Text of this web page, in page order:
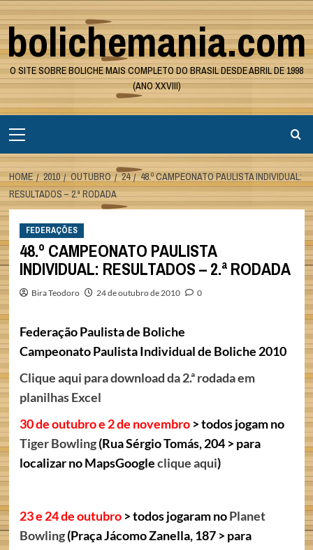
Skip
to
content
bolichemania.com
O SITE SOBRE BOLICHE MAIS COMPLETO DO BRASIL DESDE ABRIL DE 1998
(ANO XXVIII)
Menu
HOME 2010 OUTUBRO 24
48.º CAMPEONATO PAULISTA INDIVIDUAL:
RESULTADOS – 2.ª RODADA
FEDERAÇÕES
48.º CAMPEONATO PAULISTA
INDIVIDUAL: RESULTADOS – 2.ª RODADA
Bira Teodoro 24 de outubro de 2010 0
Federação Paulista de Boliche
Campeonato Paulista Individual de Boliche 2010
Clique aqui para download da 2.ª rodada em
planilhas Excel
30 de outubro e 2 de novembro > todos jogam no
Tiger Bowling(Rua Sérgio Tomás, 204 > para
localizar no MapsGoogleclique aqui)
23 e 24 de outubro> todos jogaram noPlanet
Bowling(Praça Jácomo Zanella, 187 > para